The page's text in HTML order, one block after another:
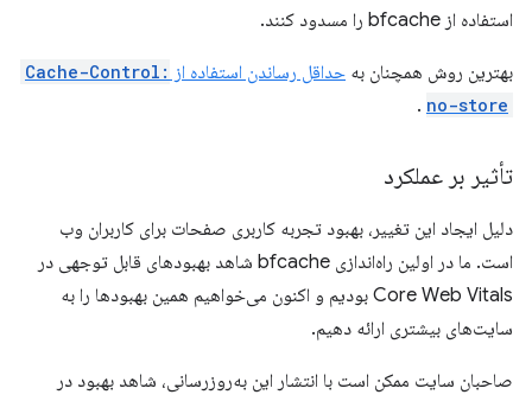
استفاده از bfcache را مسدود کنند.
بهترین روش همچنان به حداقل رساندن استفاده از Cache-Control:
no-store
.
تأثیر بر عملکرد
دلیل ایجاد این تغییر، بهبود تجربه کاربری صفحات برای کاربران وب
است. ما در اولین راه‌اندازی bfcache شاهد بهبودهای قابل توجهی در
Core Web Vitals بودیم و اکنون می‌خواهیم همین بهبودها را به
سایت‌های بیشتری ارائه دهیم.
صاحبان سایت ممکن است با انتشار این به‌روزرسانی، شاهد بهبود در